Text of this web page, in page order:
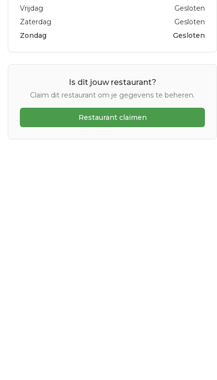
Vrijdag
Gesloten
Zaterdag
Gesloten
Zondag
Gesloten
Is dit jouw restaurant?
Claim dit restaurant om je gegevens te beheren.
Restaurant claimen